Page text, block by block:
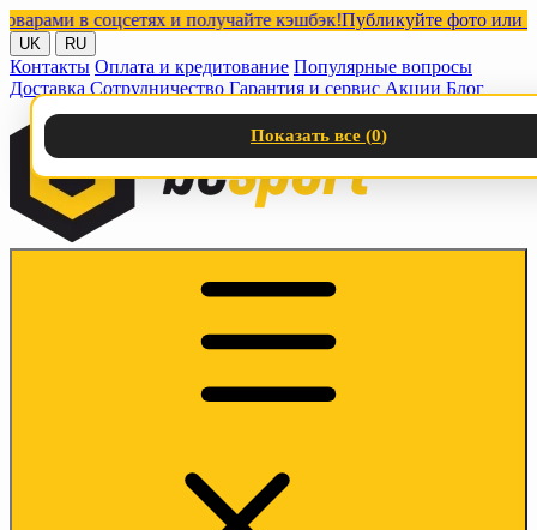
в соцсетях и получайте кэшбэк!Публикуйте фото или видео
UK RU
Контакты Оплата и кредитование Популярные вопросы
Доставка Сотрудничество Гарантия и сервис Акции Блог
Показать все (0)